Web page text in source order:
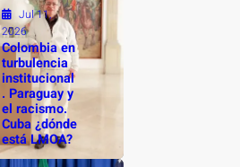
Jul 11,
2026
Colombia en
turbulencia
institucional
. Paraguay y
el racismo.
Cuba ¿dónde
está LMOA?